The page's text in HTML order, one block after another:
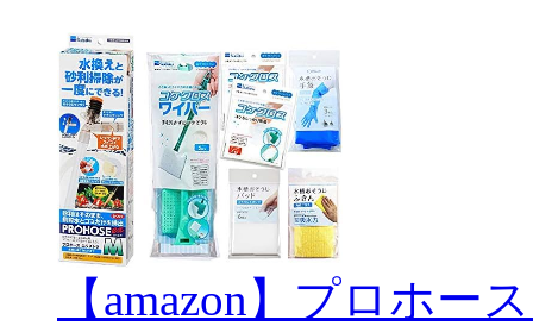
【amazon】プロホ